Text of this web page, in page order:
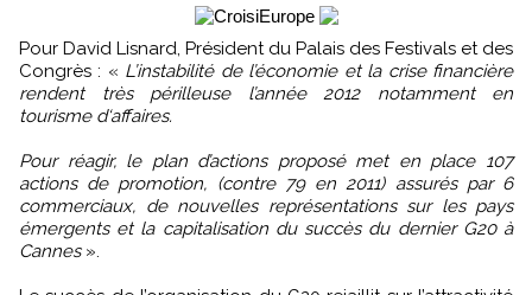
Pour David Lisnard, Président du Palais des Festivals et des
Congrès : « L’instabilité de l’économie et la crise financière
rendent très périlleuse l’année 2012 notamment en
tourisme d‘affaires.
Pour réagir, le plan d’actions proposé met en place 107
actions de promotion, (contre 79 en 2011) assurés par 6
commerciaux, de nouvelles représentations sur les pays
émergents et la capitalisation du succès du dernier G20 à
Cannes».